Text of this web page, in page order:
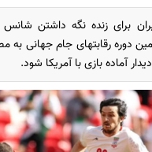
برای زنده نگه داشتن
دوره رقابتهای جام جهانی به
آماده بازی با آمریکا شود.